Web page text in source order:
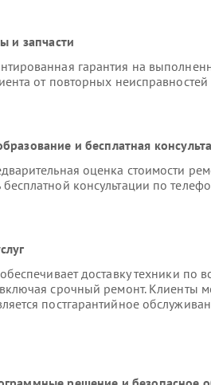
и запчасти
гарантия на
от повторных неисправностей
и бесплатная
оценка стоимости
консультации по
доставку техники по
срочный ремонт. Клиенты
постгарантийное